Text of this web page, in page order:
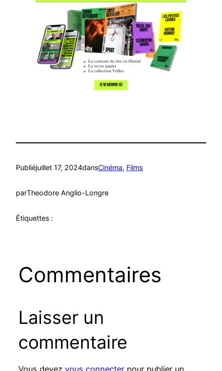
Publiéjuillet 17, 2024dansCinéma, Films
parTheodore Anglio-Longre
Étiquettes :
Commentaires
Laisser un
commentaire
Vous devez vous connecterpour publier un